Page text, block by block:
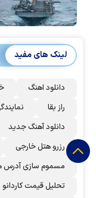
لینک های مفید
دانلود اهنگ
راز بقا
دانلود آهنگ جدید
رزرو هتل خارجی
مسموم سازی آدرس
تحلیل قیمت کاردانو